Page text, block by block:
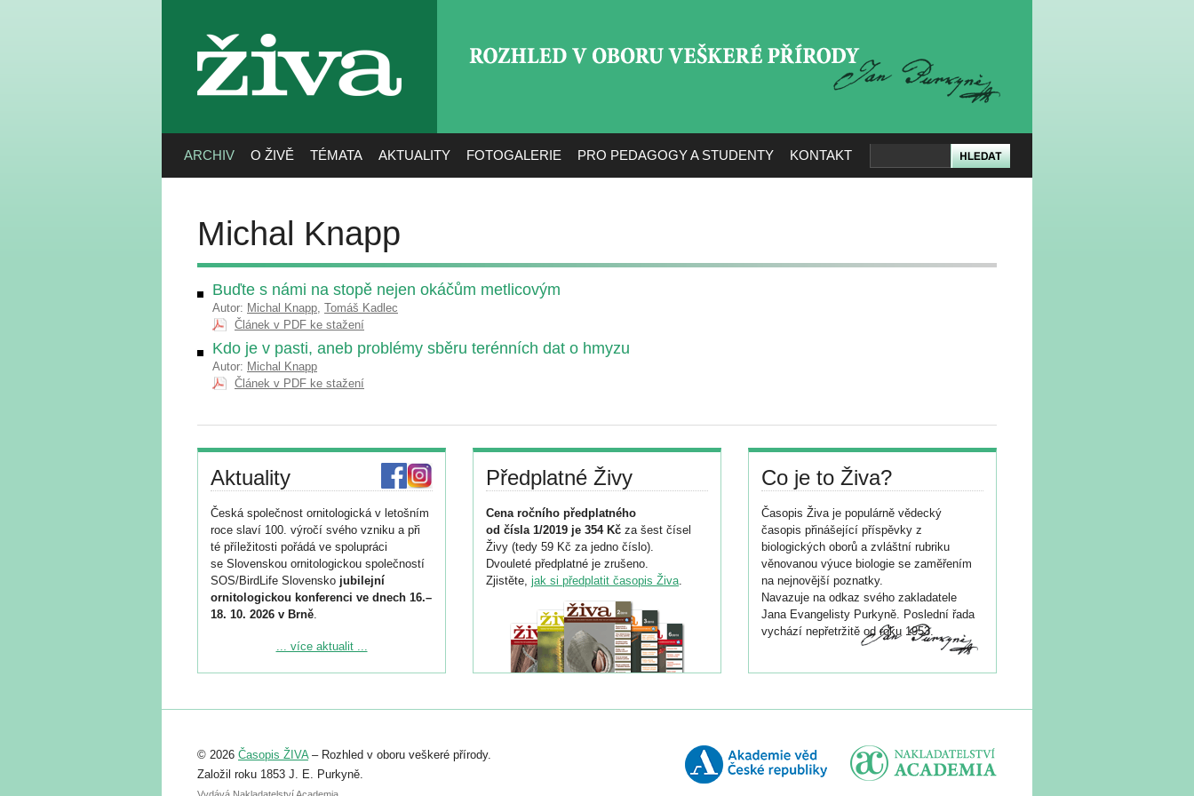
živa
ARCHIV O ŽIVĚ TÉMATA AKTUALITY FOTOGALERIE PRO PEDAGOGY A STUDENTY KONTAKT
Michal Knapp
Buďte s námi na stopě nejen okáčům metlicovým
Autor: Michal Knapp, Tomáš Kadlec
Článek v PDF ke stažení
Kdo je v pasti, aneb problémy sběru terénních dat o hmyzu
Autor: Michal Knapp
Článek v PDF ke stažení
Aktuality
Česká společnost ornitologická v letošním
roce slaví 100. výročí svého vzniku a při
té příležitosti pořádá ve spolupráci
se Slovenskou ornitologickou společností
SOS/BirdLife Slovensko jubilejní
ornitologickou konferenci ve dnech 16.–
18. 10. 2026 v Brně.
Podrobnější informace ke konferenci
Registrovat se můžete do 6. září.
abstraktu přihlášené přednášky nebo
posteru je už 30. června.
... více aktualit ...
Předplatné Živy
Cena ročního předplatného
od čísla 1/2019 je 354 Kč za šest čísel
Živy (tedy 59 Kč za jedno číslo).
Dvouleté předplatné je zrušeno.
Zjistěte, jak si předplatit časopis Živa.
Co je to Živa?
Časopis Živa je populárně vědecký
časopis přinášející příspěvky z
biologických oborů a zvláštní rubriku
věnovanou výuce biologie se zaměřením
na nejnovější poznatky.
Navazuje na odkaz svého zakladatele
Jana Evangelisty Purkyně. Poslední řada
vychází nepřetržitě od roku 1953.
© 2026 Časopis ŽIVA– Rozhled v oboru veškeré přírody.
Založil roku 1853 J. E. Purkyně.